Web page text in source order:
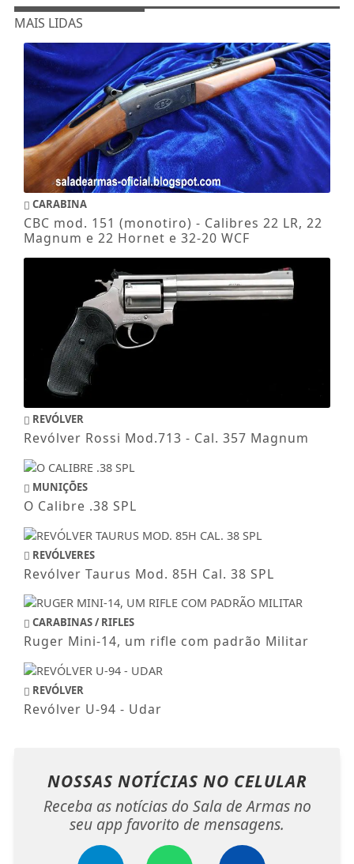
MAIS LIDAS
CARABINA
CBC mod. 151 (monotiro) - Calibres 22 LR, 22
Magnum e 22 Hornet e 32-20 WCF
REVÓLVER
Revólver Rossi Mod.713 - Cal. 357 Magnum
MUNIÇÕES
O Calibre .38 SPL
REVÓLVERES
Revólver Taurus Mod. 85H Cal. 38 SPL
CARABINAS / RIFLES
Ruger Mini-14, um rifle com padrão Militar
REVÓLVER
Revólver U-94 - Udar
NOSSAS NOTÍCIAS NO CELULAR
Receba as notícias do Sala de Armas no
seu app favorito de mensagens.